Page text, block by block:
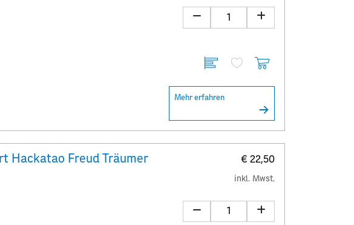
Mehr erfahren
Hackatao Freud Träumer € 22,50
inkl. Mwst.